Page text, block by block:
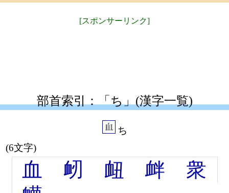
[スポンサーリンク]
部首索引：「ち」(漢字一覧)
ち
(6文字)
血 衂 衄 衅
衆